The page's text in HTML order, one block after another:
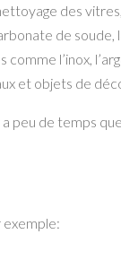
des
de soude,
l’inox,
et objets de
peu de temps
exemple: